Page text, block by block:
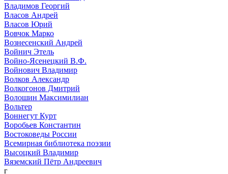
Владимов Георгий
Власов Андрей
Власов Юрий
Вовчок Марко
Вознесенский Андрей
Войнич Этель
Войно-Ясенецкий В.Ф.
Войнович Владимир
Волков Александр
Волкогонов Дмитрий
Волошин Максимилиан
Вольтер
Воннегут Курт
Воробьев Константин
Востоковеды России
Всемирная библиотека поэзии
Высоцкий Владимир
Вяземский Пётр Андреевич
г